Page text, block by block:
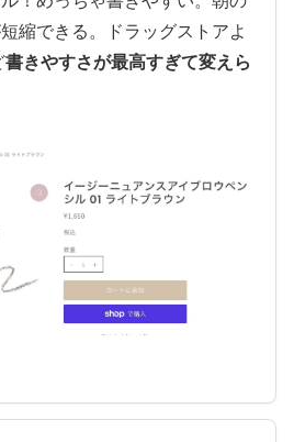
縮できる。ドラッグストアよ
書きやすさが最高すぎて変えら